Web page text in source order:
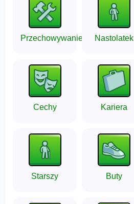
Przechowywanie Nastolatek
Cechy Kariera
Starszy Buty